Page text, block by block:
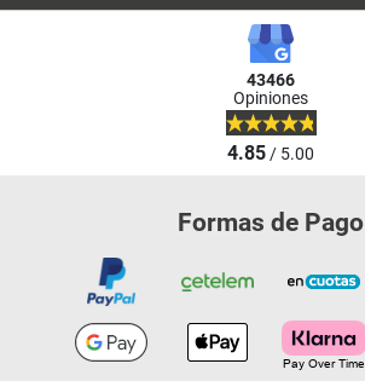
43466
Opiniones
4.85/ 5.00
Formas de Pago